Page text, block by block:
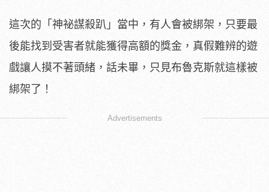
這次的「神祕謀殺趴」當中，有人會被綁架，只要最
後能找到受害者就能獲得高額的獎金，真假難辨的遊
戲讓人摸不著頭緒，話未畢，只見布魯克斯就這樣被
綁架了！
Advertisements